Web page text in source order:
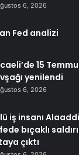
6, 2026
Fed analizi
15
yenilendi
6, 2026
iş insanı
bıçaklı
çıktı